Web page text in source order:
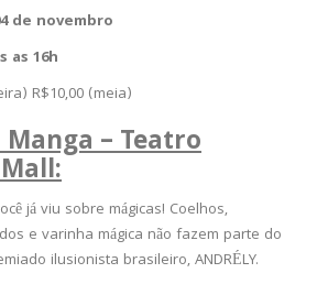
de novembro
as 16h
R$10,00 (meia)
– Teatro
já viu sobre mágicas! Coelhos,
e varinha mágica não fazem parte do
ilusionista brasileiro, ANDRÉLY.